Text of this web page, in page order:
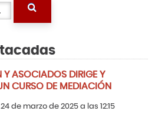
Y ASOCIADOS DIRIGE Y
CURSO DE MEDIACIÓN
de marzo de 2025 a las 12:15